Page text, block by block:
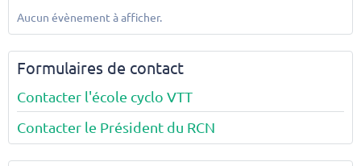
Aucun évènement à afficher.
Formulaires de contact
Contacter l'école cyclo VTT
Contacter le Président du RCN